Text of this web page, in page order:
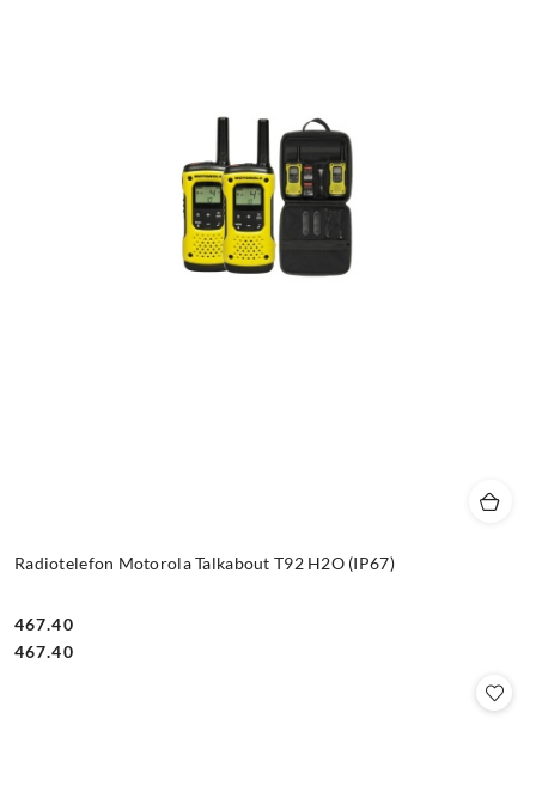
Radiotelefon Motorola Talkabout T92 H2O (IP67)
Cena:
467.40
Cena:
467.40